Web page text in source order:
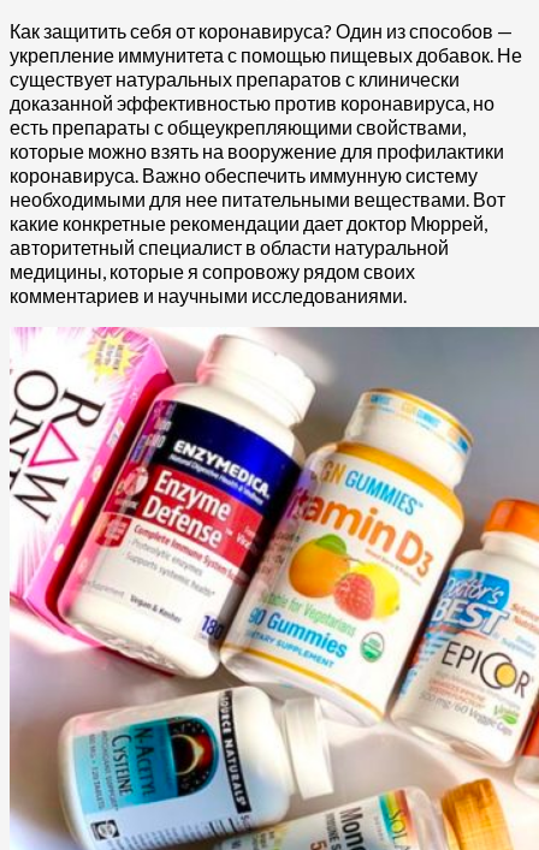
Как защитить себя от коронавируса? Один из способов —
укрепление иммунитета с помощью пищевых добавок. Не
существует натуральных препаратов с клинически
доказанной эффективностью против коронавируса, но
есть препараты с общеукрепляющими свойствами,
которые можно взять на вооружение для профилактики
коронавируса. Важно обеспечить иммунную систему
необходимыми для нее питательными веществами. Вот
какие конкретные рекомендации дает доктор Мюррей,
авторитетный специалист в области натуральной
медицины, которые я сопровожу рядом своих
комментариев и научными исследованиями.